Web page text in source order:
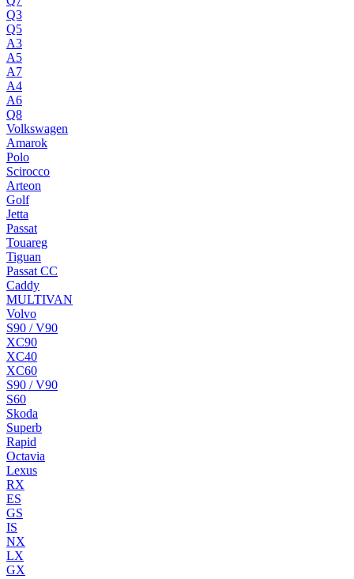
Q3
Q5
A3
A5
A7
A4
A6
Q8
Volkswagen
Amarok
Polo
Scirocco
Arteon
Golf
Jetta
Passat
Touareg
Tiguan
Passat CC
Caddy
MULTIVAN
Volvo
S90 / V90
XC90
XC40
XC60
S90 / V90
S60
Skoda
Superb
Rapid
Octavia
Lexus
RX
ES
GS
IS
NX
LX
GX